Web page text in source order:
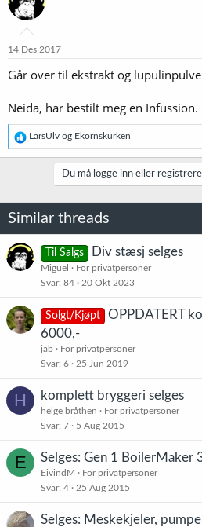
14 Des 2017
Går over til ekstrakt og
Neida, har bestilt meg en Infussion.
R
e
a
n
e
r
LarsUlv og Ekornskurken
Du må logge inn eller
Similar threads
Til Salgs Div stæsj selges
Miguel
For privatpersoner
Svar 84 20 Okt 2023
Solgt/Kjøpt
OPPDATERT
6000,-
jab
For privatpersoner
Svar 6 25 Jun 2019
H komplett bryggeri selges
helge bråthen
For privatpersoner
Svar 7 5 Aug 2015
E Selges: Gen 1 BoilerMaker
EivindM
For privatpersoner
Svar 4 25 Aug 2015
Selges: Meskekjeler,